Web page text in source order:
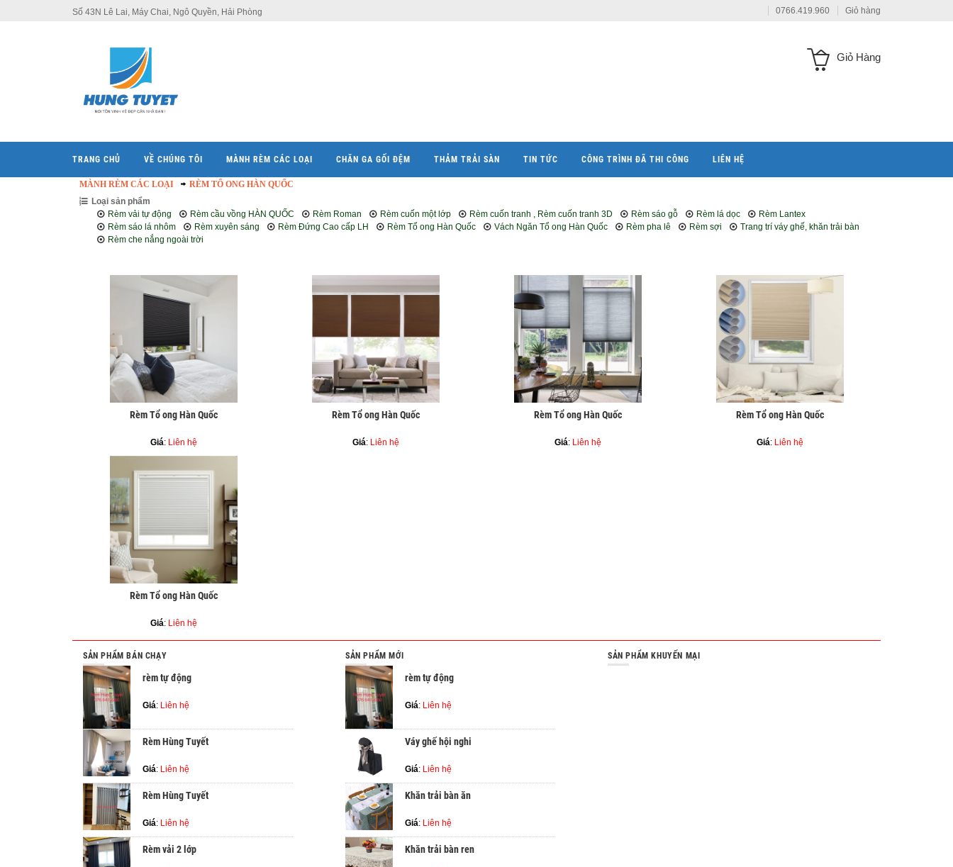
Số 43N Lê Lai, Máy Chai, Ngô Quyền, Hải Phòng 0766.419.960 Giỏ hàng
Giỏ Hàng
TRANG CHỦ VỀ CHÚNG TÔI MÀNH RÈM CÁC LOẠI CHĂN GA GỐI ĐỆM THẢM TRẢI SÀN TIN TỨC CÔNG TRÌNH ĐÃ THI CÔNG LIÊN HỆ
MÀNH RÈM CÁC LOẠI
RÈM TỔ ONG HÀN QUỐC
Loại sản phẩm
Rèm vải tự động
Rèm cầu vồng HÀN QUỐC Rèm Roman Rèm cuốn một lớp Rèm cuốn tranh , Rèm cuốn tranh 3D Rèm sáo gỗ Rèm lá dọc
Rèm Lantex
Rèm sáo lá nhôm
Rèm xuyên sáng Rèm Đứng Cao cấp LH Rèm Tổ ong Hàn Quốc Vách Ngăn Tổ ong Hàn Quốc Rèm pha lê Rèm sợi
Trang trí váy ghế, khăn trải bàn
Rèm che nắng ngoài trời
Rèm Tổ ong Hàn Quốc
Giá: Liên hệ
Rèm Tổ ong Hàn Quốc
Giá: Liên hệ
Rèm Tổ ong Hàn Quốc
Giá: Liên hệ
Rèm Tổ ong Hàn Quốc
Giá: Liên hệ
Rèm Tổ ong Hàn Quốc
Giá: Liên hệ
SẢN PHẨM BÁN CHẠY
rèm tự động
Giá: Liên hệ
Rèm Hùng Tuyết
Giá: Liên hệ
Rèm Hùng Tuyết
Giá: Liên hệ
Rèm vải 2 lớp
SẢN PHẨM MỚI
rèm tự động
Giá: Liên hệ
Váy ghế hội nghi
Giá: Liên hệ
Khăn trải bàn ăn
Giá: Liên hệ
Khăn trải bàn ren
SẢN PHẨM KHUYẾN MẠI